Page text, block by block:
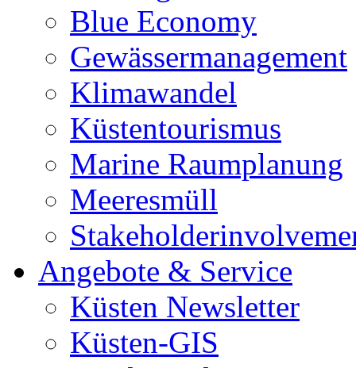
Blue Economy
Gewässermanagement
Klimawandel
Küstentourismus
Marine Raumplanung
Meeresmüll
Angebote & Service
Küsten Newsletter
Küsten-GIS